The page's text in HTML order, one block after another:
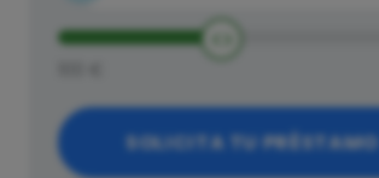
SOLICITA TU PRÉSTAMO